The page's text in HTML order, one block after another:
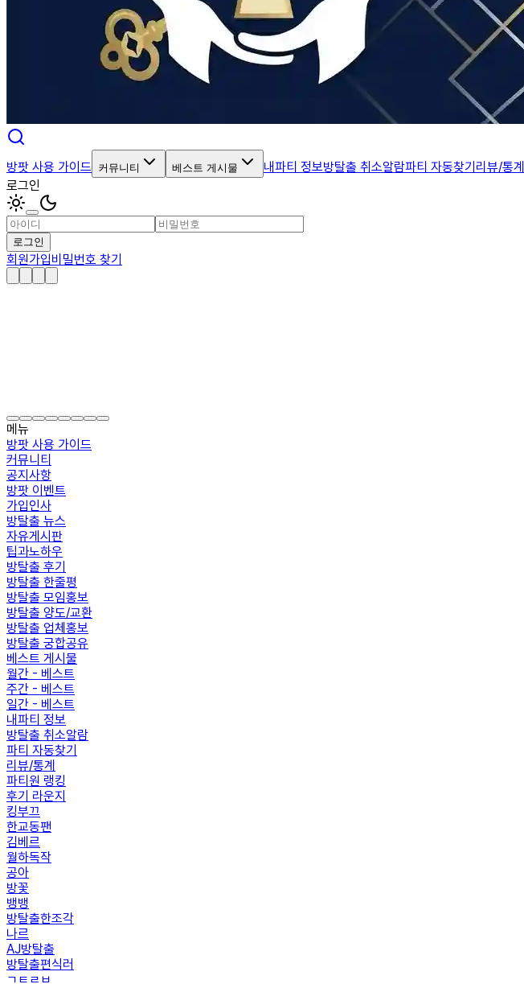
방팟 사용 가이드 커뮤니티 베스트 게시물 내파티 정보방탈출 취소알람파티 자동찾기리뷰/통계
로그인
로그인
회원가입비밀번호 찾기
메뉴
방팟 사용 가이드
커뮤니티
공지사항
방팟 이벤트
가입인사
방탈출 뉴스
자유게시판
팁과노하우
방탈출 후기
방탈출 한줄평
방탈출 모임홍보
방탈출 양도/교환
방탈출 업체홍보
방탈출 궁합공유
베스트 게시물
월간 - 베스트
주간 - 베스트
일간 - 베스트
내파티 정보
방탈출 취소알람
파티 자동찾기
리뷰/통계
파티원 랭킹
후기 라운지
킹부끄
한교동팬
김베르
월하독작
공아
방꽃
뱅뱅
방탈출한조각
나르
AJ방탈출
방탈출편식러
ㄱㅌㄹㅂ